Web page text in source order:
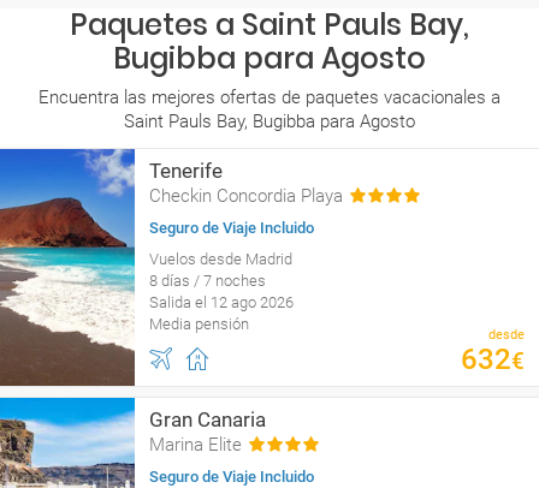
Paquetes a Saint Pauls Bay,
Bugibba para Agosto
Encuentra las mejores ofertas de paquetes vacacionales a
Saint Pauls Bay, Bugibba para Agosto
Tenerife
Checkin Concordia Playa
Seguro de Viaje Incluido
Vuelos desde Madrid
8 días / 7 noches
Salida el 12 ago 2026
Media pensión
desde
632€
Gran Canaria
Marina Elite
Seguro de Viaje Incluido